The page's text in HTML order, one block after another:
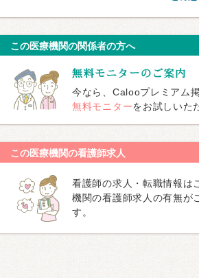
この医療機関の関係者の方へ
今なら、Calooプレミアム
無料モニターをお試しいた
この医療機関の看護師求人
看護師の求人・転職情報は
機関の看護師求人の有無が
す。